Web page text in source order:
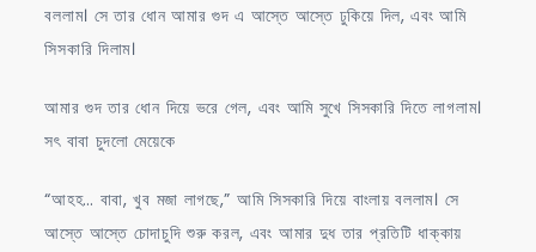
বললাম। সে তার ধোন আমার গুদ এ আস্তে আস্তে ঢুকিয়ে দিল, এবং আমি
সিসকারি দিলাম।
আমার গুদ তার ধোন দিয়ে ভরে গেল, এবং আমি সুখে সিসকারি দিতে লাগলাম।
সৎ বাবা চুদলো মেয়েকে
“আহহ… বাবা, খুব মজা লাগছে,” আমি সিসকারি দিয়ে বাংলায় বললাম। সে
আস্তে আস্তে চোদাচুদি শুরু করল, এবং আমার দুধ তার প্রতিটি ধাক্কায়